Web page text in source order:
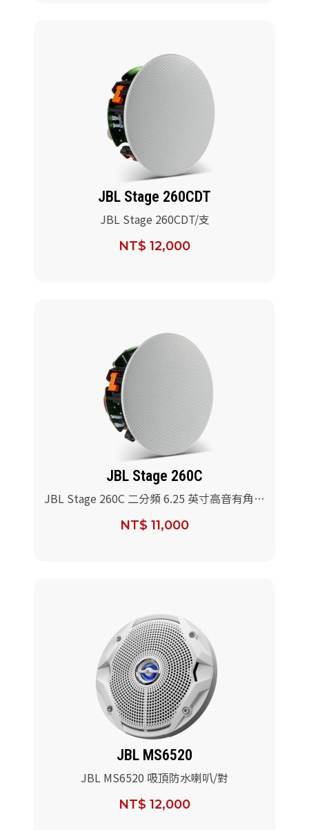
JBL Stage 260CDT
JBL Stage 260CDT/支
NT$ 12,000
JBL Stage 260C
JBL Stage 260C 二分頻 6.25 英寸高音有角度
NT$ 11,000
JBL MS6520
JBL MS6520 吸頂防水喇叭/對
NT$ 12,000